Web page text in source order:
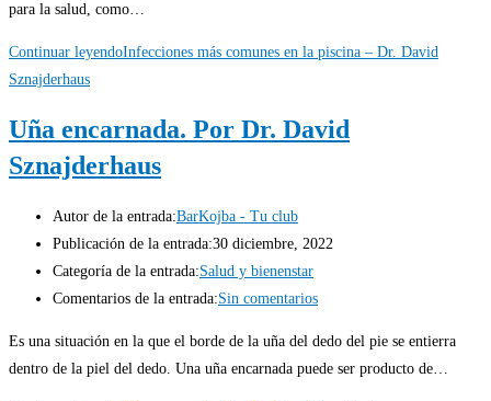
para la salud, como…
Continuar leyendoInfecciones más comunes en la piscina – Dr. David
Sznajderhaus
Uña encarnada. Por Dr. David
Sznajderhaus
Autor de la entrada:BarKojba - Tu club
Publicación de la entrada:30 diciembre, 2022
Categoría de la entrada:Salud y bienenstar
Comentarios de la entrada:Sin comentarios
Es una situación en la que el borde de la uña del dedo del pie se entierra
dentro de la piel del dedo. Una uña encarnada puede ser producto de…